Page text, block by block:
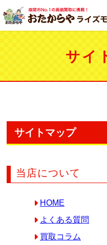
サイ
サイトマップ
当店について
HOME
よくある質問
買取コラム